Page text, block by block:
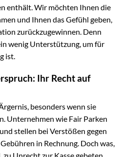
enthält. Wir möchten Ihnen die
und Ihnen das Gefühl geben,
zurückzugewinnen. Denn
wenig Unterstützung, um für
ist.
Ihr Recht auf
besonders wenn sie
Unternehmen wie Fair Parken
stellen bei Verstößen gegen
in Rechnung. Doch was,